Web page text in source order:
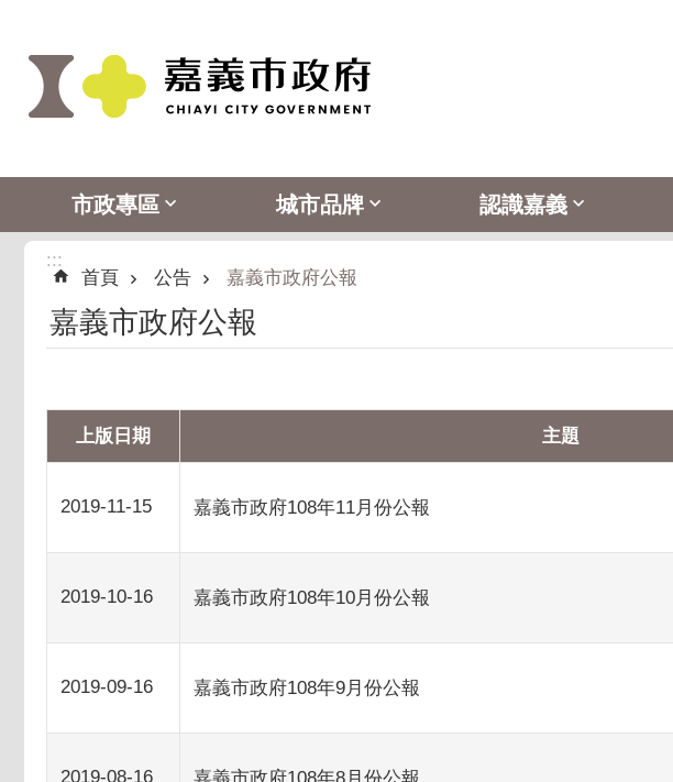
市政專區 城市品牌 認識嘉義
:::
首頁
公告 嘉義市政府公報
嘉義市政府公報
上版日期 主題
2019-11-15 嘉義市政府108年11月份公報
2019-10-16 嘉義市政府108年10月份公報
2019-09-16 嘉義市政府108年9月份公報
2019-08-16